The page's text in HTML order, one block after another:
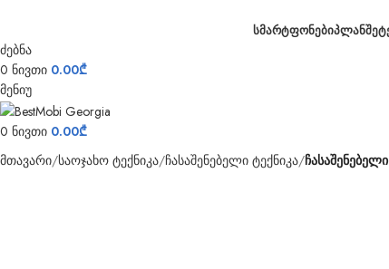
ᲡᲛᲐᲠᲢᲤᲝᲜᲔᲑᲘ
ძებნა
0 ნივთი 0.00₾
მენიუ
0 ნივთი 0.00₾
მთავარი საოჯახო ტექნიკა ჩასაშენებელი ტექნიკა